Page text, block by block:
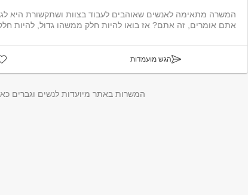
אתם אומרים, זה אתם? אז בואו להיות חלק ממשהו גדול, להיות חלק
הגש מועמדות
המשרות באתר מיועדות לנשים וגברים